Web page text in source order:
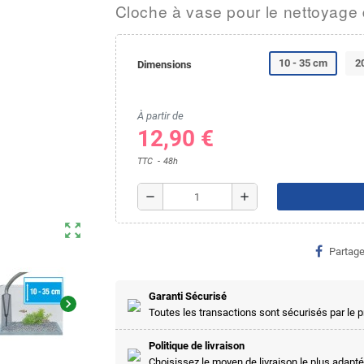
zoom_out_map
chevron_right
Cloche à vase pour le nettoyage
Dimensions 10 - 35 cm
À partir de
12,90 €
TTC 48h
remove add
Garanti Sécurisé
Toutes les transactions sont sécurisés par le
Politique de livraison